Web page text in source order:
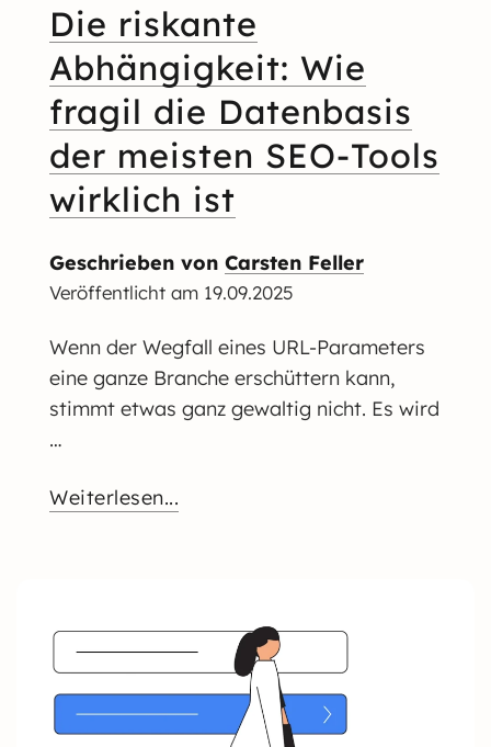
Die riskante
Abhängigkeit: Wie
fragil die Datenbasis
der meisten SEO-Tools
wirklich ist
Geschrieben von Carsten Feller
Veröffentlicht am 19.09.2025
Wenn der Wegfall eines URL-Parameters
eine ganze Branche erschüttern kann,
stimmt etwas ganz gewaltig nicht. Es wird
…
Weiterlesen...